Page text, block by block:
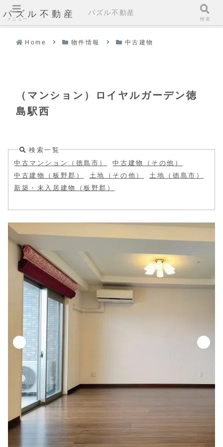
パズル不動産
Home 物件情報 中古建物
（マンション）ロイヤルガーデン徳
島駅西
検索一覧
中古マンション（徳島市）
中古建物（その他）
中古建物（板野郡）
土地（その他）
土地（徳島市）
新築・未入居建物（板野郡）
メニュー
パズル不動産
検索